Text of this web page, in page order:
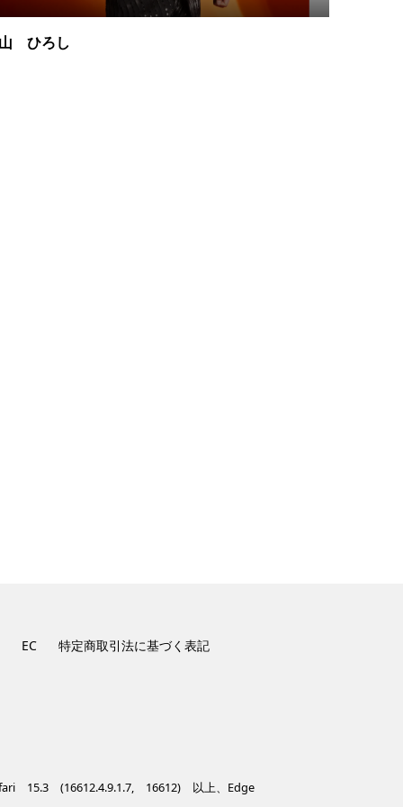
ひろし
EC 特定商取引法に基づく表記
15.3 (16612.4.9.1.7, 16612) 以上、Edge